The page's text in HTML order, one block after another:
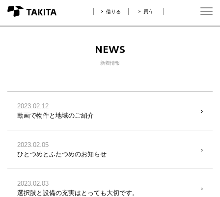
借りる 買う
NEWS
新着情報
2023.02.12
動画で物件と地域のご紹介
2023.02.05
ひとつめとふたつめのお知らせ
2023.02.03
選択肢と設備の充実はとっても大切です。